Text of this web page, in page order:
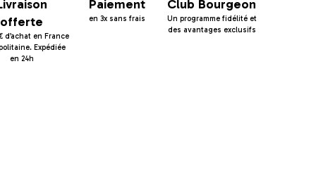
offerte
d’achat en France
Expédiée
en 24h
Paiement
en 3x sans frais
Club Bourgeon
Un programme fidélité et
des avantages exclusifs